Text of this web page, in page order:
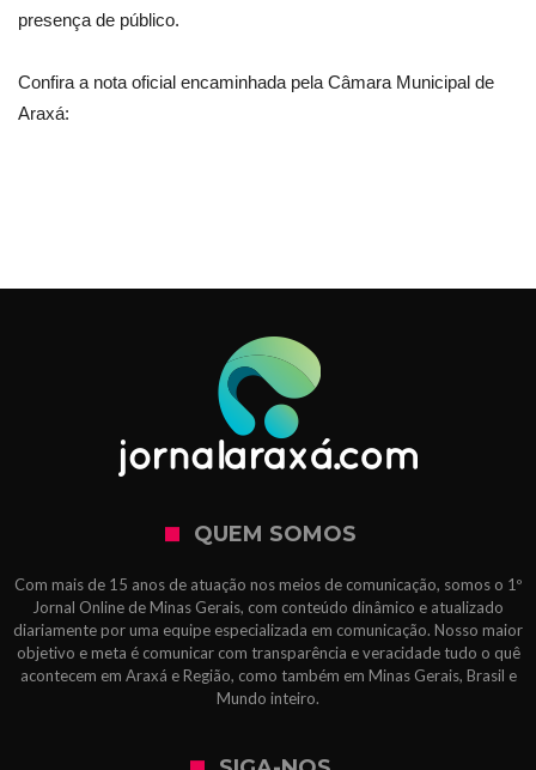
presença de público.
Confira a nota oficial encaminhada pela Câmara Municipal de
Araxá:
QUEM SOMOS
Com mais de 15 anos de atuação nos meios de comunicação, somos o 1º
Jornal Online de Minas Gerais, com conteúdo dinâmico e atualizado
diariamente por uma equipe especializada em comunicação. Nosso maior
objetivo e meta é comunicar com transparência e veracidade tudo o quê
acontecem em Araxá e Região, como também em Minas Gerais, Brasil e
Mundo inteiro.